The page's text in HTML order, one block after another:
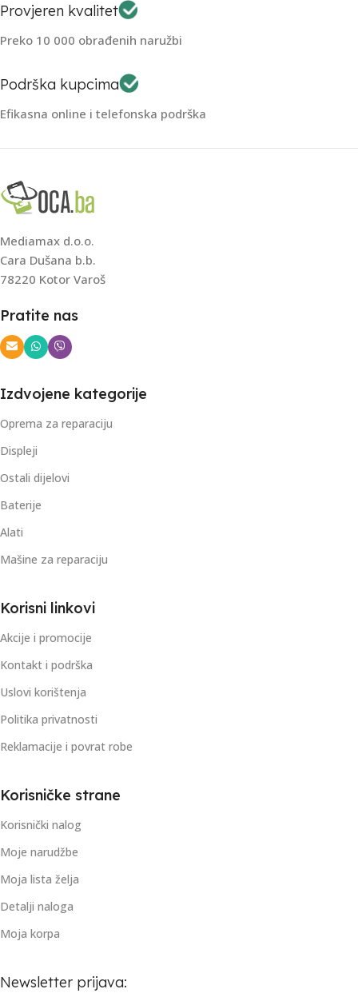
Provjeren kvalitet
Preko 10 000 obrađenih naružbi
Podrška kupcima
Efikasna online i telefonska podrška
Mediamax d.o.o.
Cara Dušana b.b.
78220 Kotor Varoš
Pratite nas
Izdvojene kategorije
Oprema za reparaciju
Displeji
Ostali dijelovi
Baterije
Alati
Mašine za reparaciju
Korisni linkovi
Akcije i promocije
Kontakt i podrška
Uslovi korištenja
Politika privatnosti
Reklamacije i povrat robe
Korisničke strane
Korisnički nalog
Moje narudžbe
Moja lista želja
Detalji naloga
Moja korpa
Newsletter prijava: